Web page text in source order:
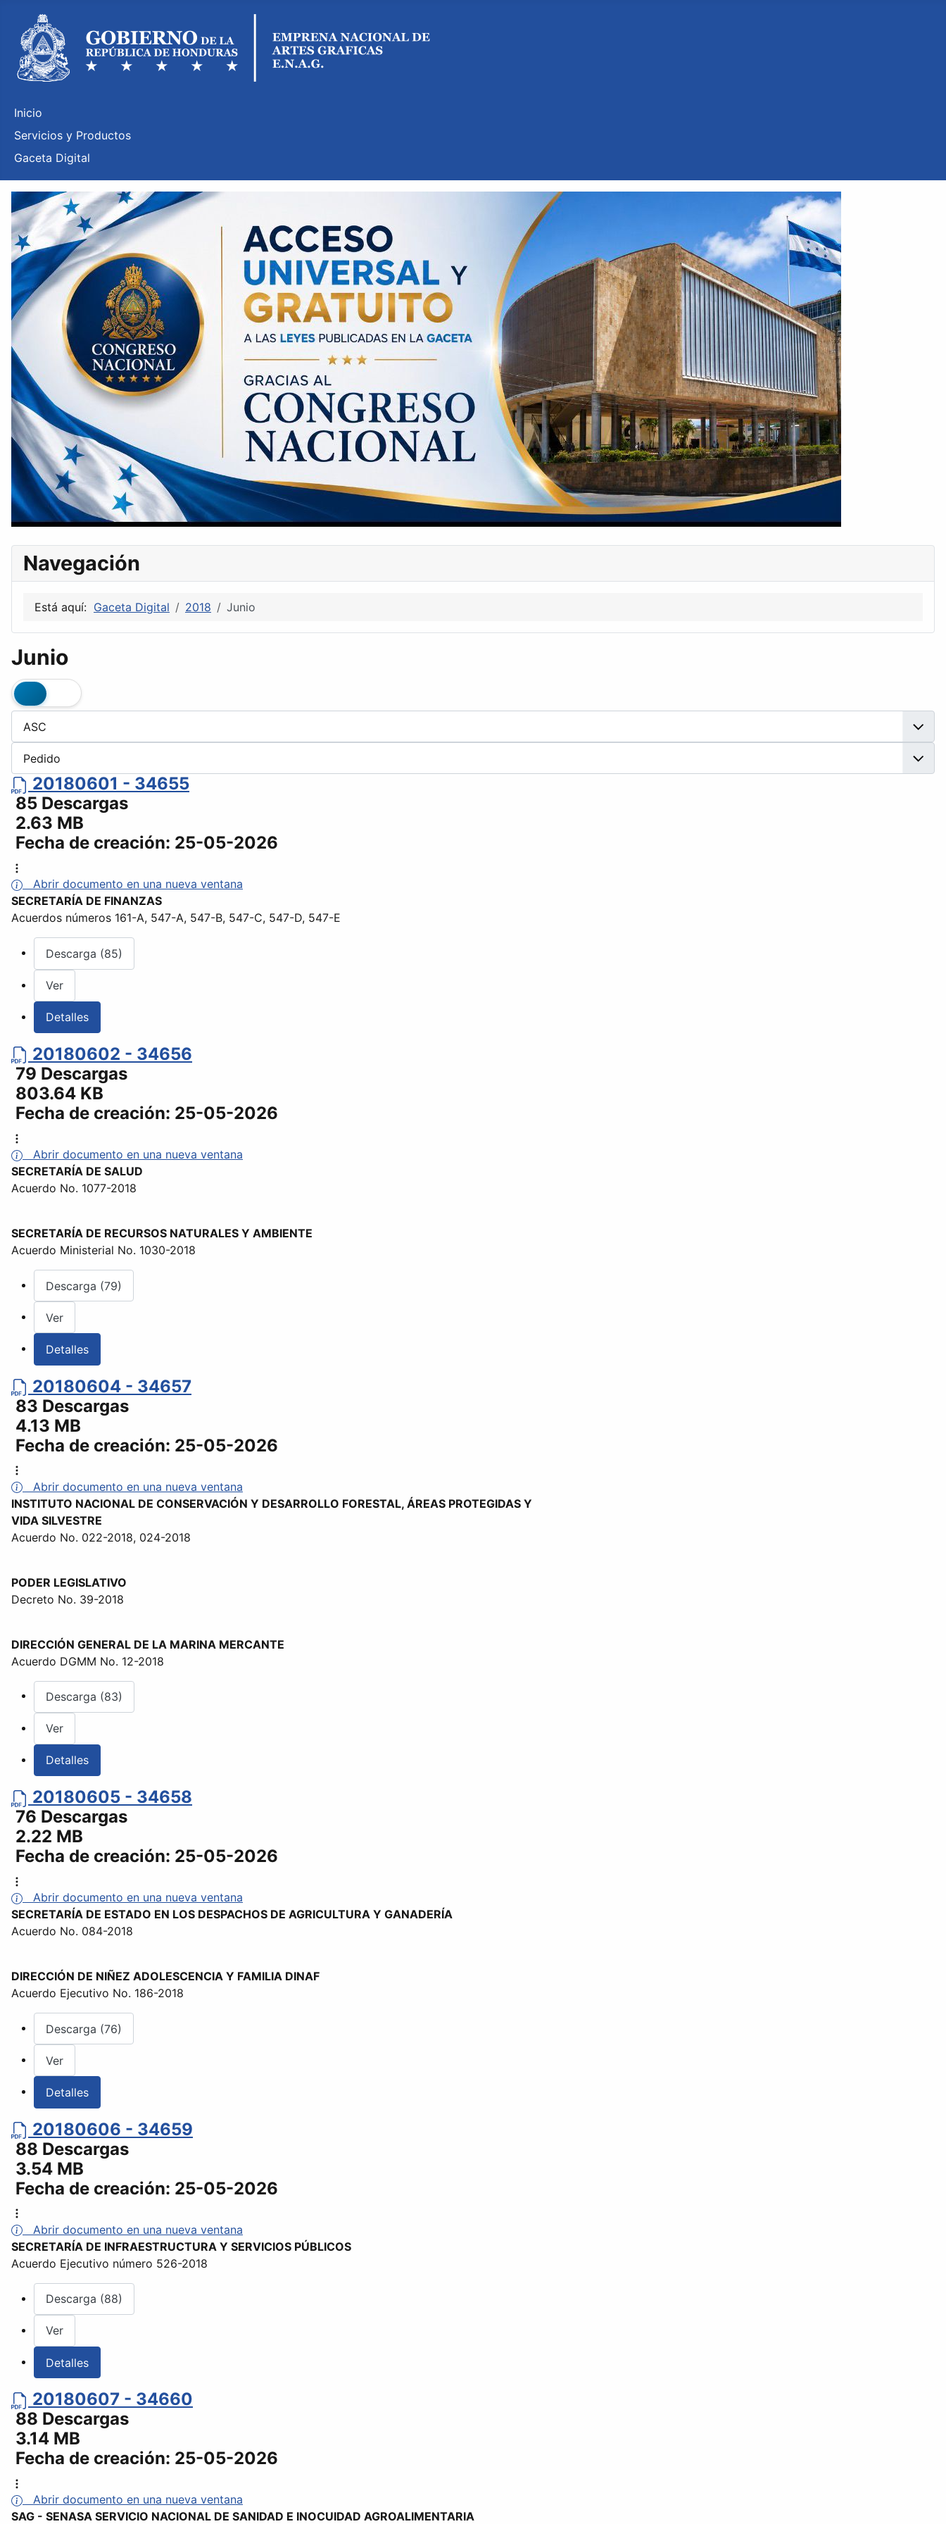
Inicio
Servicios y Productos
Gaceta Digital
Navegación
Está aquí: Gaceta Digital 2018 Junio
Junio
20180601 - 34655
85 Descargas
2.63 MB
Fecha de creación: 25-05-2026
Abrir documento en una nueva ventana
SECRETARÍA DE FINANZAS
Acuerdos números 161-A, 547-A, 547-B, 547-C, 547-D, 547-E
Descarga (85)
Ver
Detalles
20180602 - 34656
79 Descargas
803.64 KB
Fecha de creación: 25-05-2026
Abrir documento en una nueva ventana
SECRETARÍA DE SALUD
Acuerdo No. 1077-2018
SECRETARÍA DE RECURSOS NATURALES Y AMBIENTE
Acuerdo Ministerial No. 1030-2018
Descarga (79)
Ver
Detalles
20180604 - 34657
83 Descargas
4.13 MB
Fecha de creación: 25-05-2026
Abrir documento en una nueva ventana
INSTITUTO NACIONAL DE CONSERVACIÓN Y DESARROLLO FORESTAL, ÁREAS PROTEGIDAS Y
VIDA SILVESTRE
Acuerdo No. 022-2018, 024-2018
PODER LEGISLATIVO
Decreto No. 39-2018
DIRECCIÓN GENERAL DE LA MARINA MERCANTE
Acuerdo DGMM No. 12-2018
Descarga (83)
Ver
Detalles
20180605 - 34658
76 Descargas
2.22 MB
Fecha de creación: 25-05-2026
Abrir documento en una nueva ventana
SECRETARÍA DE ESTADO EN LOS DESPACHOS DE AGRICULTURA Y GANADERÍA
Acuerdo No. 084-2018
DIRECCIÓN DE NIÑEZ ADOLESCENCIA Y FAMILIA DINAF
Acuerdo Ejecutivo No. 186-2018
Descarga (76)
Ver
Detalles
20180606 - 34659
88 Descargas
3.54 MB
Fecha de creación: 25-05-2026
Abrir documento en una nueva ventana
SECRETARÍA DE INFRAESTRUCTURA Y SERVICIOS PÚBLICOS
Acuerdo Ejecutivo número 526-2018
Descarga (88)
Ver
Detalles
20180607 - 34660
88 Descargas
3.14 MB
Fecha de creación: 25-05-2026
Abrir documento en una nueva ventana
SAG - SENASA SERVICIO NACIONAL DE SANIDAD E INOCUIDAD AGROALIMENTARIA